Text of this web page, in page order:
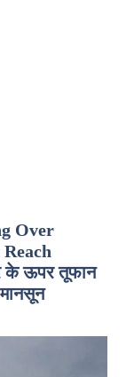
Over
के ऊपर तूफान